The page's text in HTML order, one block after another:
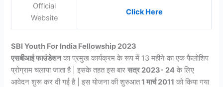
Official
Website
Click Here
SBI Youth For India Fellowship 2023
एसबीआई फाउंडेशनका प्रमुख कार्यक्रम के रूप में 13 महीने का एक फैलोशिप
प्रोग्राम चलाया जाता है | इसके तहत इस बारसत्र 2023- 24 के लिए
आवेदन शुरू कर दी गई है | इस योजना की शुरुआत1 मार्च 2011 को किया गया